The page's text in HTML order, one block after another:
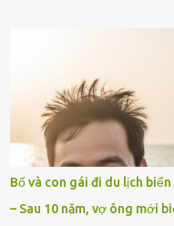
rơi vào khoảng trống vô
ngồi lặng lẽ nhớ về cô ấy.
chìm đắm trong đau khổ.
thiết đã đến bên, giúp tôi tổ
ngày giỗ đầu tiên của vợ,
mãi.Buổi sáng hôm đó,
sắp xếp lại bàn thờ vợ. Mọi
đó kỳ lạ mà tôi không thể
cúi xuống lau chùi bát
Bố và con gái đi du lịch
– Sau 10 năm, vợ ông mới